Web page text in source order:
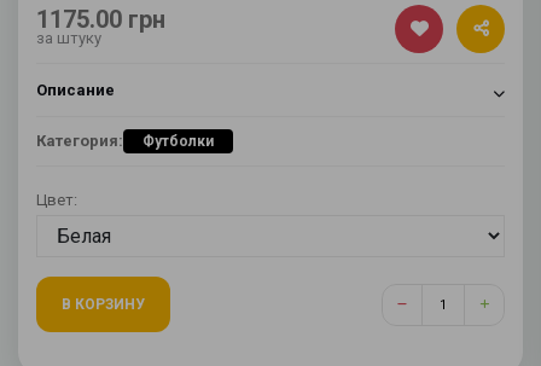
1175.00 грн
за штуку
Описание
Категория: Футболки
Цвет:
В КОРЗИНУ